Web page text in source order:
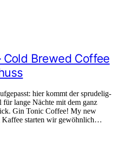
Cold Brewed Coffee
hier kommt der sprudelig-
für lange Nächte mit dem ganz
Gin Tonic Coffee! My new
Kaffee starten wir gewöhnlich…